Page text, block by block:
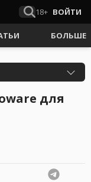
18+ ВОЙТИ
БОЛЬШЕ
для